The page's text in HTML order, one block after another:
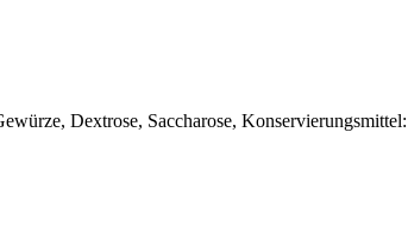
Dextrose, Saccharose,